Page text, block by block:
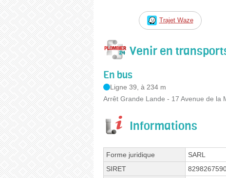
Trajet Waze
Venir en
En bus
Ligne 39, à 234 m
Arrêt Grande Lande - 17 Avenue de la
Informations
Forme juridique
SARL
SIRET